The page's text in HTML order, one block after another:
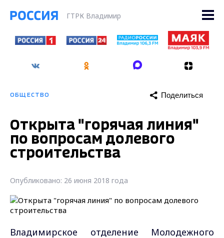
ГТРК Владимир
ОБЩЕСТВО Поделиться
Открыта "горячая линия"
по вопросам долевого
строительства
Опубликовано: 26 июня 2018 года
Владимирское отделение Молодежного